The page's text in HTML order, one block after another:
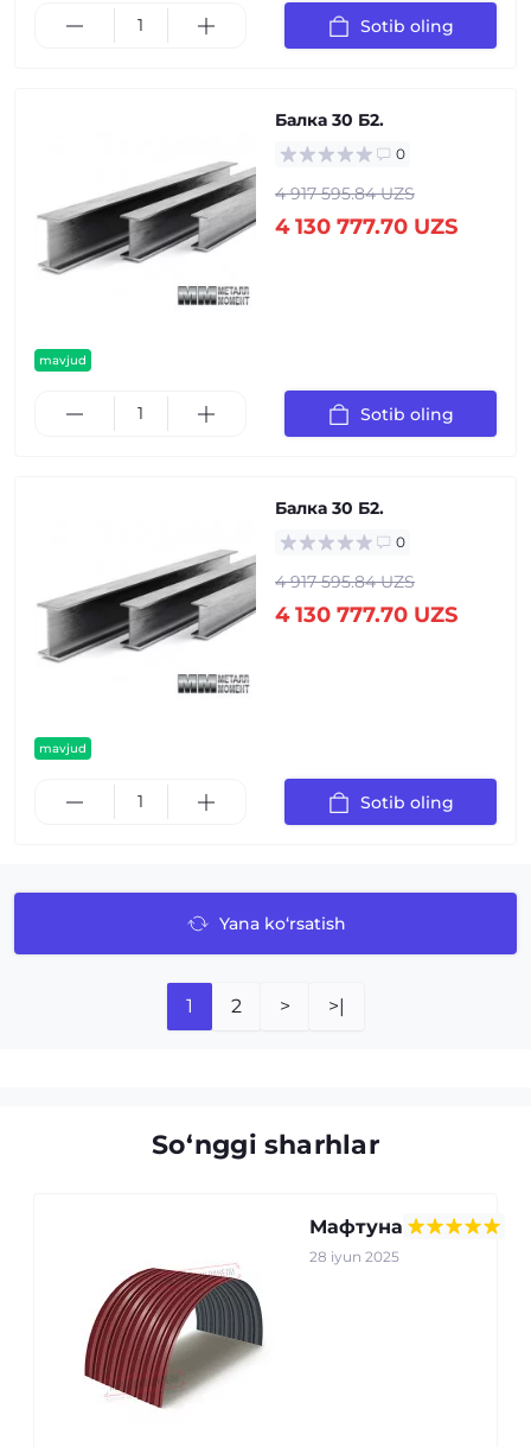
Sotib oling
mavjud
Балка 30 Б2.
0
4 917 595.84 UZS
4 130 777.70 UZS
Sotib oling
mavjud
Балка 30 Б2.
0
4 917 595.84 UZS
4 130 777.70 UZS
Sotib oling
Yana ko‘rsatish
1 2 > >|
So‘nggi sharhlar
Мафтуна
28 iyun 2025